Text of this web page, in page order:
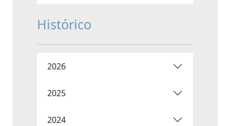
Histórico
2026
2025
2024